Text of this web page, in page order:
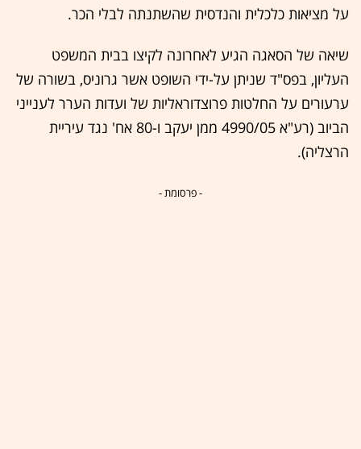
על מציאות כלכלית והנדסית שהשתנתה לבלי הכר.
שיאה של הסאגה הגיע לאחרונה לקיצו בבית המשפט
העליון, בפס"ד שניתן על-ידי השופט אשר גרוניס, בשורה של
ערעורים על החלטות פרוצדוראליות של ועדות הערר לענייני
הביוב (רע"א 4990/05 ממן יעקב ו-80 אח' נגד עיריית
הרצליה).
- פרסומת -